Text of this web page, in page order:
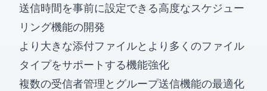
送信時間を事前に設定できる高度なスケジュー
リング機能の開発
より大きな添付ファイルとより多くのファイル
タイプをサポートする機能強化
複数の受信者管理とグループ送信機能の最適化